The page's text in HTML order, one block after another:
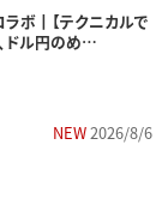
ラボ┃【テクニカルで
ドル円のめ…
NEW2026/8/6